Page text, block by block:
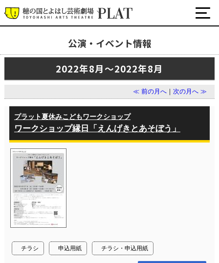
公式SNS
アクセシビリティ/
サービス
会員制度のご案内
公演・イベント情報
2022年8月～2022年8月
≪ 前の月へ ｜次の月へ ≫
プラット夏休みこどもワークショップ
ワークショップ縁日「えんげきとあそぼう」
チラシ 申込用紙 チラシ・申込用紙
最新の公演・イベント情報
演劇・ダンス・音楽など
イベント
プラットについて
チケット・座席表・鑑賞サポートなど
施設の利用について
サポート
関連団体・施設